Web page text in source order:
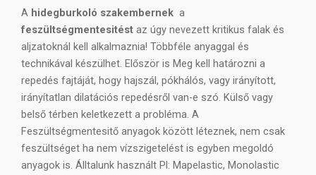
A hidegburkoló szakembernek a
feszültségmentesitést az úgy nevezett kritikus falak és
aljzatoknál kell alkalmaznia! Többféle anyaggal és
technikával készülhet. Először is Meg kell határozni a
repedés fajtáját, hogy hajszál, pókhálós, vagy irányított,
irányítatlan dilatációs repedésről van-e szó. Külső vagy
belső térben keletkezett a probléma. A
Feszültségmentesitő anyagok között léteznek, nem csak
feszültséget ha nem vízszigetelést is egyben megoldó
anyagok is. Álltalunk használt Pl: Mapelastic, Monolastic